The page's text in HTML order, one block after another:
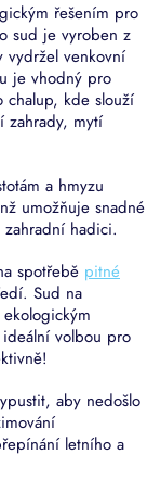
řešením pro
sud je vyroben z
vydržel venkovní
je vhodný pro
chalup, kde slouží
zahrady, mytí
a hmyzu
umožňuje snadné
hadici.
spotřebě pitné
Sud na
volbou pro
aby nedošlo
letního a